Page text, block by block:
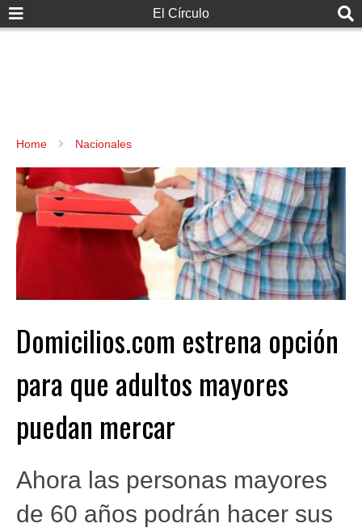
El Círculo
Home Nacionales
Domicilios.com estrena opción
para que adultos mayores
puedan mercar
Ahora las personas mayores
de 60 años podrán hacer sus